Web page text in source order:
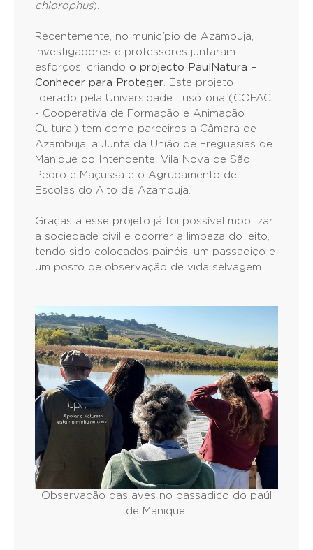
chlorophus).
Recentemente, no município de Azambuja,
investigadores e professores juntaram
esforços, criando o projecto PaulNatura –
Conhecer para Proteger. Este projeto
liderado pela Universidade Lusófona (COFAC
- Cooperativa de Formação e Animação
Cultural) tem como parceiros a Câmara de
Azambuja, a Junta da União de Freguesias de
Manique do Intendente, Vila Nova de São
Pedro e Maçussa e o Agrupamento de
Escolas do Alto de Azambuja.
Graças a esse projeto já foi possível mobilizar
a sociedade civil e ocorrer a limpeza do leito,
tendo sido colocados painéis, um passadiço e
um posto de observação de vida selvagem.
Observação das aves no passadiço do paúl
de Manique.